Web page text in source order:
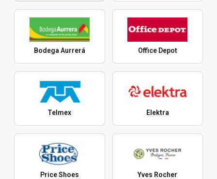
Bodega Aurrerá Office Depot
Telmex Elektra
Price Shoes Yves Rocher